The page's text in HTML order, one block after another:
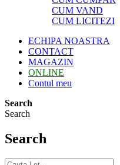
CUM VAND
CUM LICITEZI
ECHIPA NOASTRA
CONTACT
MAGAZIN
ONLINE
Contul meu
Search
Search
Search